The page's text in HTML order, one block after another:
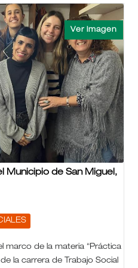
Municipio de San Miguel,
marco de la materia “Práctica
la carrera de Trabajo Social